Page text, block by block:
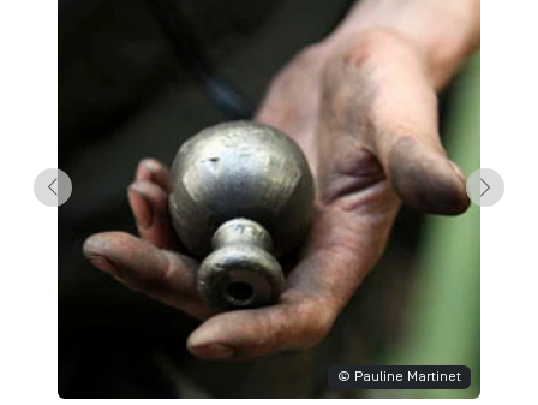
© Pauline Martinet